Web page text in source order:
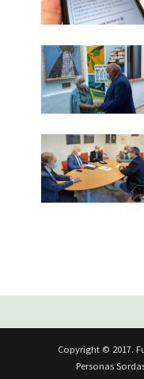
Copyright © 2017.
Personas